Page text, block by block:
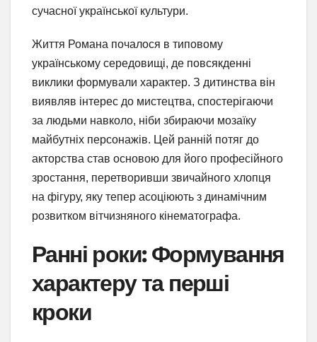
сучасної української культури.
Життя Романа почалося в типовому
українському середовищі, де повсякденні
виклики формували характер. З дитинства він
виявляв інтерес до мистецтва, спостерігаючи
за людьми навколо, ніби збираючи мозаїку
майбутніх персонажів. Цей ранній потяг до
акторства став основою для його професійного
зростання, перетворивши звичайного хлопця
на фігуру, яку тепер асоціюють з динамічним
розвитком вітчизняного кінематографа.
Ранні роки: Формування
характеру та перші
кроки